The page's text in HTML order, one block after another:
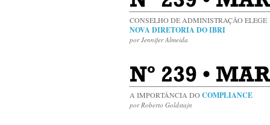
CONSELHO DE ADMINISTRAÇÃO ELEGE
NOVA DIRETORIA DO IBRI
por Jennifer Almeida
Nº 239 •
A IMPORTÂNCIA DOCOMPLIANCE
por Roberto Goldstajn